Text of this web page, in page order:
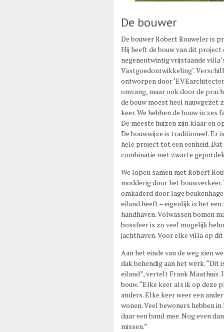
De bouwer
De bouwer Robert Rouweler is
Hij heeft de bouw van dit
negenentwintig vrijstaande
Vastgoedontwikkeling’.
ontworpen door
omvang, maar ook door de
de bouw moest heel nauwgezet
keer. We hebben de bouw in zes
De meeste huizen zijn klaar en
De bouwwijze is traditioneel. Er
hele project tot een eenheid.
combinatie met zwarte
We lopen samen met Robert
modderig door het
omkaderd door lage
eiland heeft – eigenlijk is het
handhaven. Volwassen bomen
bossfeer is zo veel mogelijk
jachthaven. Voor elke villa op
Aan het einde van de weg zien
dak behendig aan het werk. “Dit
eiland”, vertelt Frank Maathuis.
bouw. “Elke keer als ik op deze
anders. Elke keer weer een
wonen. Veel bewoners hebben
daar een band mee. Nog even
missen.”